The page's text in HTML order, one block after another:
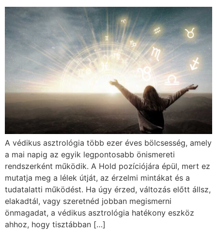
A védikus asztrológia több ezer éves bölcsesség, amely
a mai napig az egyik legpontosabb önismereti
rendszerként működik. A Hold pozíciójára épül, mert ez
mutatja meg a lélek útját, az érzelmi mintákat és a
tudatalatti működést. Ha úgy érzed, változás előtt állsz,
elakadtál, vagy szeretnéd jobban megismerni
önmagadat, a védikus asztrológia hatékony eszköz
ahhoz, hogy tisztábban […]